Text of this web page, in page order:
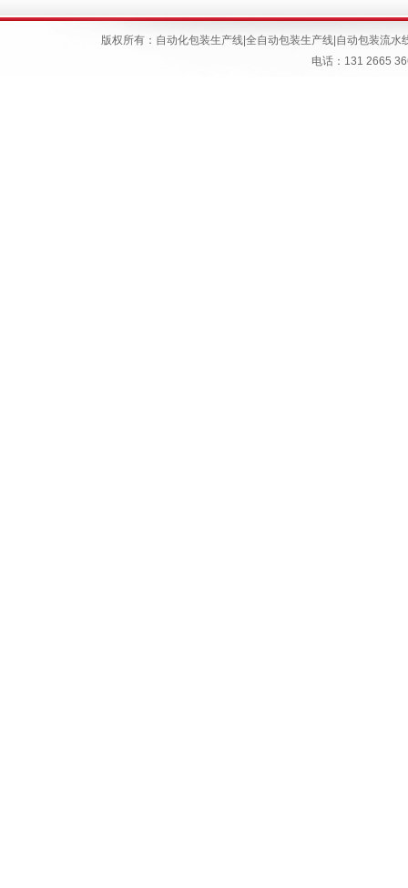
版权所有： 自动化包装生产线| 全自动包装生产线| 自动包装流水
电话：131 2665